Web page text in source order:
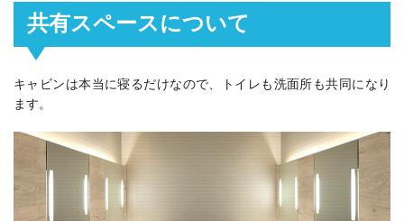
共有スペースについて
キャビンは本当に寝るだけなので、トイレも洗面所も共同になり
ます。